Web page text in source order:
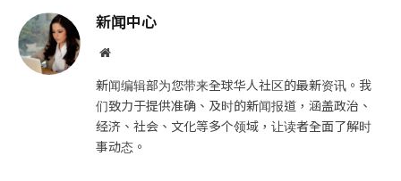
新闻中心
网
新闻编辑部为您带来全球华人社区的最新资讯。我
们致力于提供准确、及时的新闻报道，涵盖政治、
经济、社会、文化等多个领域，让读者全面了解时
事动态。